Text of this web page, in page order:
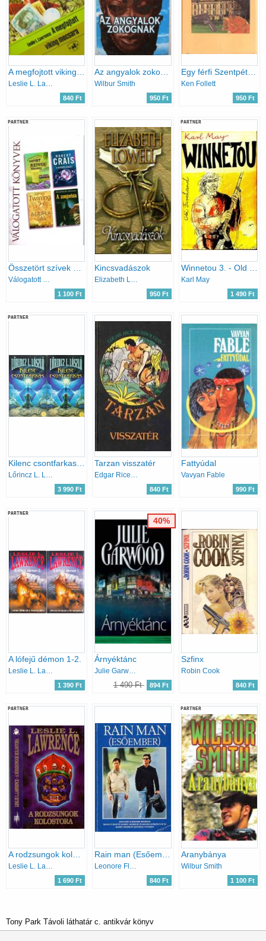
Leslie L. Lawrence
840 Ft
Wilbur Smith
950 Ft
Egy férfi Szentpétervárról
Ken Follett
950 Ft
PARTNER
1 100 Ft
Kincsvadászok
950 Ft
PARTNER
Karl May
1 490 Ft
PARTNER
Kilenc csontfarkas 1-2.
Lőrincz L. László
3 990 Ft
Tarzan visszatér
Edgar Rice Burroughs
840 Ft
Fattyúdal
Vavyan Fable
990 Ft
PARTNER
A lófejű démon 1-2.
Leslie L. Lawrence
1 390 Ft
Árnyéktánc
Julie Garwood
1 490 Ft 894 Ft
40%
Szfinx
Robin Cook
840 Ft
PARTNER
A rodzsungok kolostora
Leslie L. Lawrence
1 690 Ft
Rain man (Esőember)
Leonore Fleischer
840 Ft
PARTNER
Aranybánya
Wilbur Smith
1 100 Ft
Tony Park Távoli láthatár c. antikvár könyv